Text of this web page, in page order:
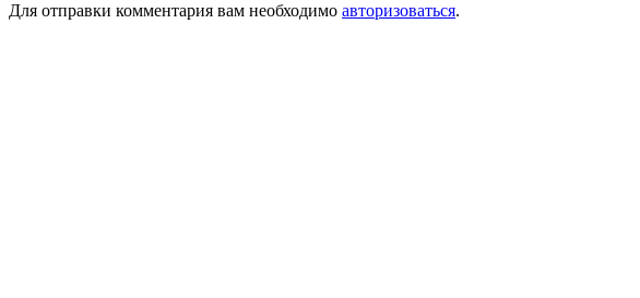
Для отправки комментария вам необходимо авторизоваться.